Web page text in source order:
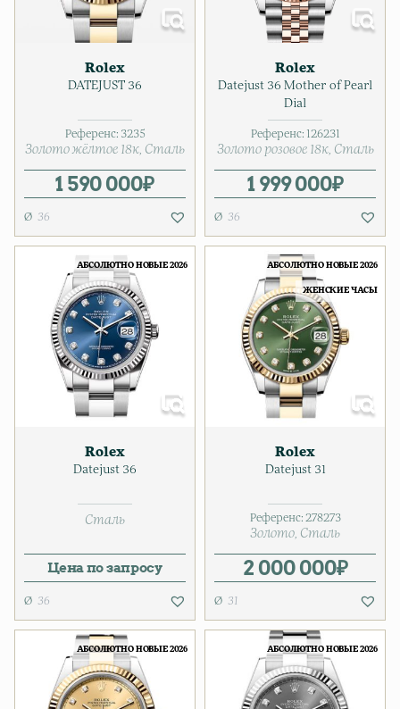
Rolex
DATEJUST 36
Референс: 3235
Золото жёлтое 18к Сталь
1 590 000₽
36
Rolex
Datejust 36 Mother of Pearl
Dial
Референс: 126231
Золото розовое 18к Сталь
1 999 000₽
36
АБСОЛЮТНО НОВЫЕ 2026
Rolex
Datejust 36
Сталь
Цена по запросу
36
АБСОЛЮТНО НОВЫЕ 2026
ЖЕНСКИЕ ЧАСЫ
Rolex
Datejust 31
Референс: 278273
Золото Сталь
2 000 000₽
31
АБСОЛЮТНО НОВЫЕ 2026 АБСОЛЮТНО НОВЫЕ 2026